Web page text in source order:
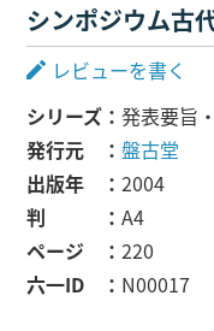
シンポジウム古
レビューを書く
シリーズ
発表要旨
発行元
盤古堂
出版年
2004
判
A4
ページ
220
六一ID
N00017